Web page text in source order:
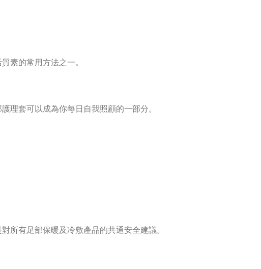
素的常用方法之一。
理套可以成為你每日自我照顧的一部分。
所有足部保暖及冷敷產品的共通安全建議。